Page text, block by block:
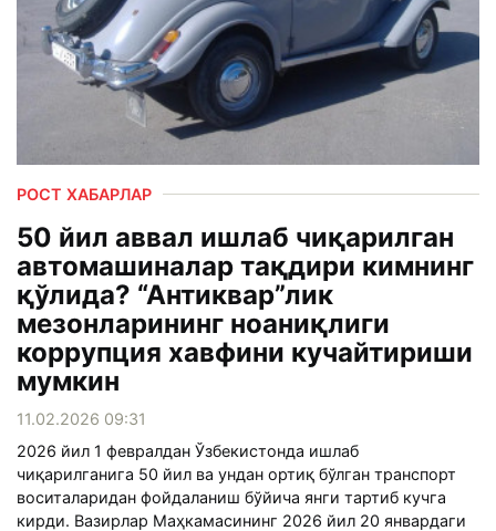
РОСТ ХАБАРЛАР
50 йил аввал ишлаб чиқарилган
автомашиналар тақдири кимнинг
қўлида? “Антиквар”лик
мезонларининг ноаниқлиги
коррупция хавфини кучайтириши
мумкин
11.02.2026 09:31
2026 йил 1 февралдан Ўзбекистонда ишлаб
чиқарилганига 50 йил ва ундан ортиқ бўлган транспорт
воситаларидан фойдаланиш бўйича янги тартиб кучга
кирди. Вазирлар Маҳкамасининг 2026 йил 20 январдаги